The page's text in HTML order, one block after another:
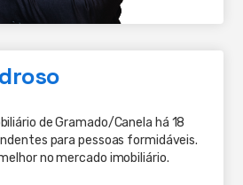
de Gramado/Canela há 18
para pessoas formidáveis.
no mercado imobiliário.